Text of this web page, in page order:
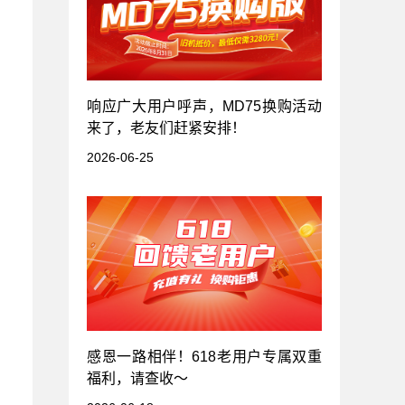
响应广大用户呼声，MD75换购活动
来了，老友们赶紧安排！
2026-06-25
感恩一路相伴！618老用户专属双重
福利，请查收～